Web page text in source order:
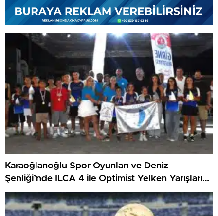
Karaoğlanoğlu Spor Oyunları ve Deniz
Şenliği’nde ILCA 4 ile Optimist Yelken Yarışları
Tamamlandı